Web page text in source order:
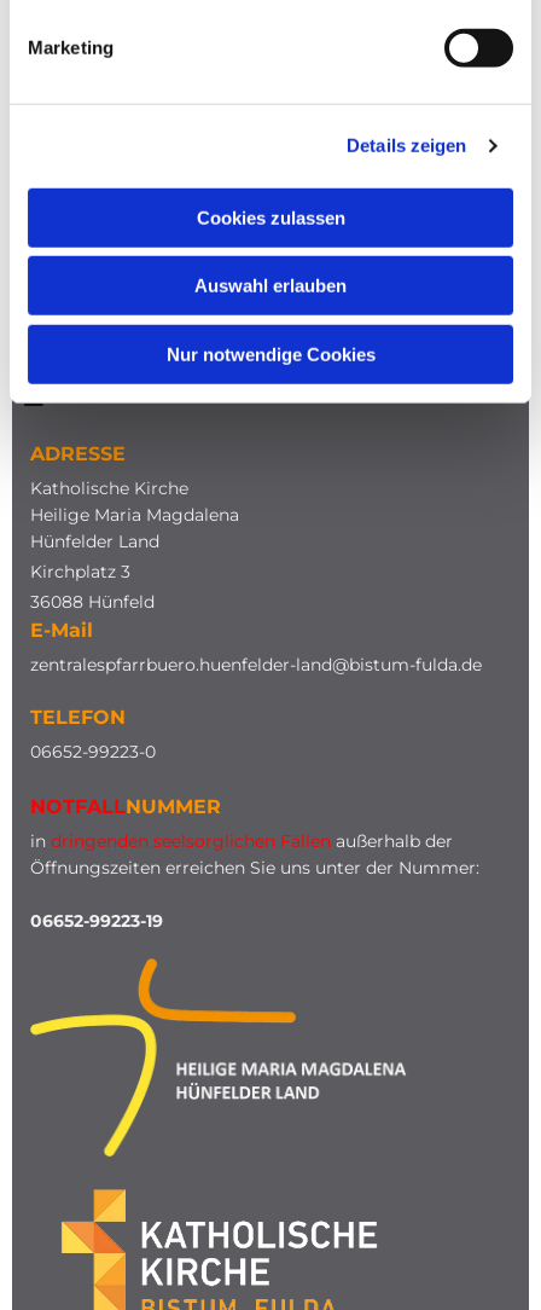
Marketing
Details zeigen
Cookies zulassen
Auswahl erlauben
Nur notwendige Cookies
ADRESSE
Katholische Kirche
Heilige Maria Magdalena
Hünfelder Land
Kirchplatz 3
36088 Hünfeld
E-Mail
zentralespfarrbuero.huenfelder-land@bistum-fulda.de
TELEFON
06652-99223-0
NOTFALLNUMMER
in dringenden seelsorglichen Fällen außerhalb der
Öffnungszeiten erreichen Sie uns unter der Nummer:
06652-99223-19